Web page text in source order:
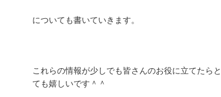
についても書いていきます。
これらの情報が少しでも皆さんのお役に立てたらと
ても嬉しいです＾＾